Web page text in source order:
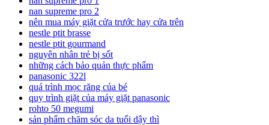
nan supreme pro 2
nên mua máy giặt cửa trước hay cửa trên
nestle ptit brasse
nestle ptit gourmand
nguyên nhân trẻ bị sốt
những cách bảo quản thực phẩm
panasonic 322l
quá trình mọc răng của bé
quy trình giặt của máy giặt panasonic
rohto 50 megumi
sản phẩm chăm sóc da tuổi dậy thì